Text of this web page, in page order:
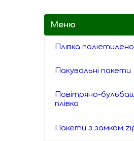
Плівка
Пакувальні пакети
Повітряно-
плівка
Пакети з замком